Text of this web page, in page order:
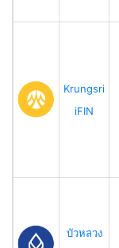
Krungsri
iFIN
บัวหลวง